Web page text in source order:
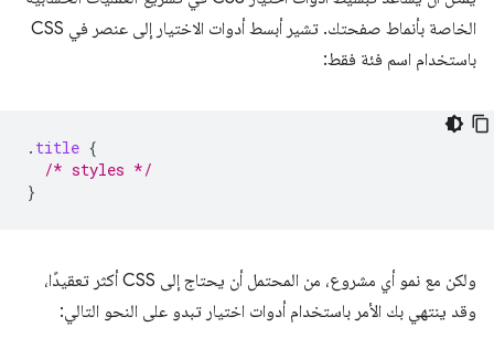
الخاصة بأنماط صفحتك. تشير أبسط أدوات الاختيار إلى عنصر في CSS
باستخدام اسم فئة فقط:
. title {
/* styles */
}
ولكن مع نمو أي مشروع، من المحتمل أن يحتاج إلى CSS أكثر تعقيدًا،
وقد ينتهي بك الأمر باستخدام أدوات اختيار تبدو على النحو التالي: